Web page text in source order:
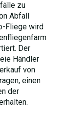
zu
Abfall
Fliege wird
Der
Händler
von
einen
der